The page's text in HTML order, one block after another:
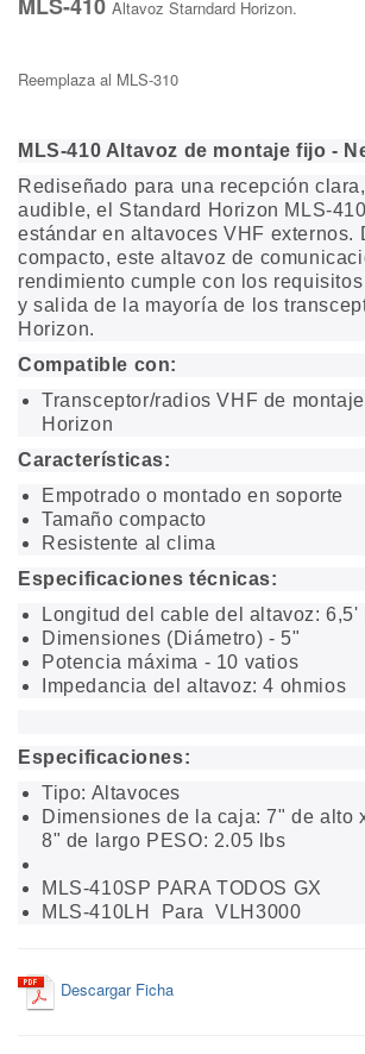
Altavoz Starndard Horizon.
Reemplaza al MLS-310
MLS-410 Altavoz de montaje fijo -
Rediseñado para una recepción
audible, el Standard Horizon MLS-
estándar en altavoces VHF externos.
compacto, este altavoz de
rendimiento cumple con los
y salida de la mayoría de los
Horizon.
Compatible con:
Transceptor/radios VHF de
Horizon
Características:
Empotrado o montado en soporte
Tamaño compacto
Resistente al clima
Especificaciones técnicas:
Longitud del cable del altavoz: 6,5'
Dimensiones (Diámetro) - 5"
Potencia máxima - 10 vatios
Impedancia del altavoz: 4 ohmios
Especificaciones:
Tipo: Altavoces
Dimensiones de la caja: 7" de alto
8" de largo PESO: 2.05 lbs
MLS-410SP PARA TODOS GX
MLS-410LH Para VLH3000
Descargar Ficha